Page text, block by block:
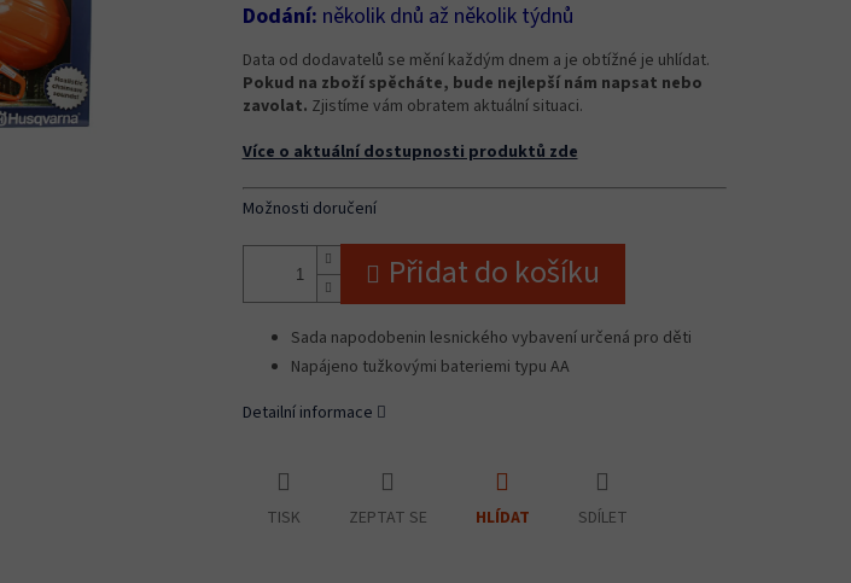
Dodání: několik dnů až několik týdnů
Data od dodavatelů se mění každým dnem a je obtížné je uhlídat.
Pokud na zboží spěcháte, bude nejlepší nám napsat nebo
zavolat. Zjistíme vám obratem aktuální situaci.
Více o aktuální dostupnosti produktů zde
Možnosti doručení
Přidat do košíku
Sada napodobenin lesnického vybavení určená pro děti
Napájeno tužkovými bateriemi typu AA
Detailní informace
TISK ZEPTAT SE HLÍDAT SDÍLET